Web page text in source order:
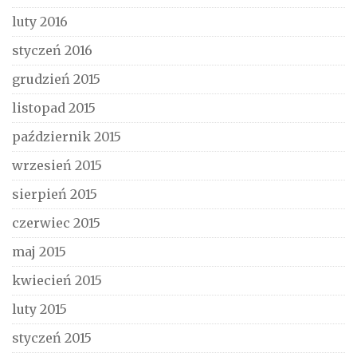
luty 2016
styczeń 2016
grudzień 2015
listopad 2015
październik 2015
wrzesień 2015
sierpień 2015
czerwiec 2015
maj 2015
kwiecień 2015
luty 2015
styczeń 2015